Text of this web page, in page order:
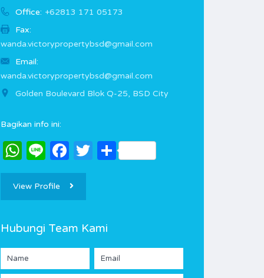
Office: +62813 171 05173
Fax:
wanda.victorypropertybsd@gmail.com
Email:
wanda.victorypropertybsd@gmail.com
Golden Boulevard Blok Q-25, BSD City
Bagikan info ini:
WhatsApp
LineFacebook
Twitter
Share
View Profile
Hubungi Team Kami